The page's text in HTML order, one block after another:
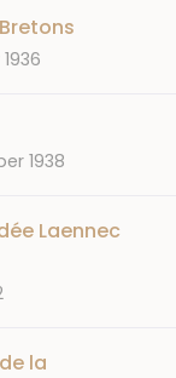
1938
Laennec
la